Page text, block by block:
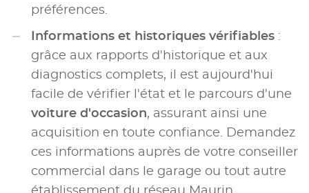
préférences.
Informations et historiques vérifiables :
grâce aux rapports d'historique et aux
diagnostics complets, il est aujourd'hui
facile de vérifier l'état et le parcours d'une
voiture d'occasion, assurant ainsi une
acquisition en toute confiance. Demandez
ces informations auprès de votre conseiller
commercial dans le garage ou tout autre